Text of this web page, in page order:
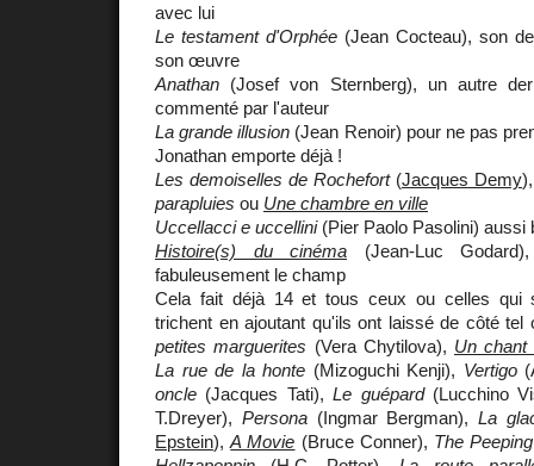
avec lui
Le testament d'Orphée (Jean Cocteau), son
son œuvre
Anathan (Josef von Sternberg), un autre
commenté par l'auteur
La grande illusion (Jean Renoir) pour ne pas
Jonathan emporte déjà !
Les demoiselles de Rochefort(Jacques Demy
parapluies ou Une chambre en ville
Uccellacci e uccellini(Pier Paolo Pasolini) aussi
Histoire(s) du cinéma (Jean-Luc
fabuleusement le champ
Cela fait déjà 14 et tous ceux ou celles qui
trichent en ajoutant qu'ils ont laissé de côté
petites marguerites (Vera Chytilova), Un chant
La rue de la honte (Mizoguchi Kenji), Vertigo
oncle (Jacques Tati),Le guépard(Lucchino
T.Dreyer), Persona(Ingmar Bergman),La
Epstein),A Movie (Bruce Conner), The